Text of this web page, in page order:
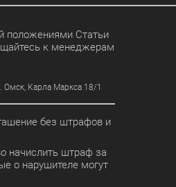
положениями Статьи
к менеджерам
Карла Маркса 18/1
без штрафов и
начислить штраф за
о нарушителе могут